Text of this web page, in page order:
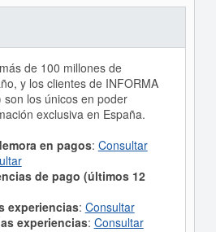
de 100 millones de
y los clientes de INFORMA
son los únicos en poder
exclusiva en España.
en pagos: Consultar
de pago (últimos 12
experiencias: Consultar
experiencias: Consultar